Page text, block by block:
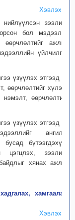
Хэвлэх
зээлийн
бол мэдээлэл
ажлын
үйлчилгээ
үзүүлэх этгээд нь
өөрчлөлтийг хүлээн
өөрчлөлтийг
үзүүлэх этгээд нь
ангилж,
бүтээгдэхүүн
цэгцлэх, зээлийн
хянах ажлыг
хамгаалах,
Хэвлэх